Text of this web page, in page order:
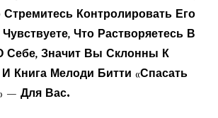
Контролировать Его
Что Растворяетесь В
Себе, Значит Вы Склонны К
Книга Мелоди Битти «Спасать
— Для Вас.